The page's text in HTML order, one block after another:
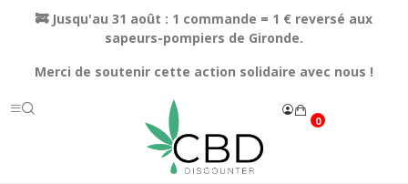
🚒 Jusqu'au 31 août : 1 commande = 1 € reversé aux
sapeurs-pompiers de Gironde.
Merci de soutenir cette action solidaire avec nous !
0